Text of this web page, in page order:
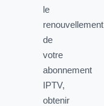
le
renouvellement
de
votre
abonnement
IPTV,
obtenir